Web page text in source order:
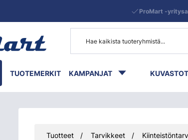
TUOTEMERKIT KAMPANJAT KUVASTOT
ProMart -
Tuotteet Tarvikkeet